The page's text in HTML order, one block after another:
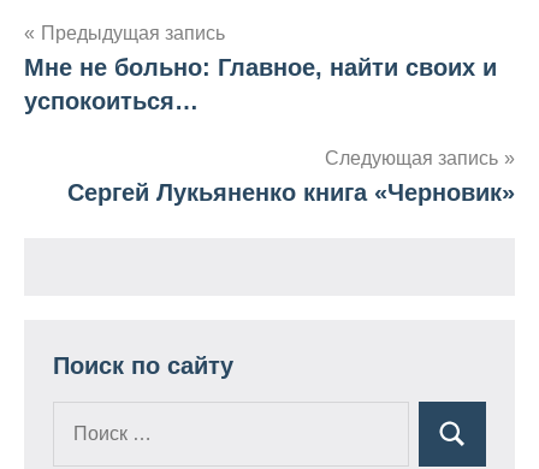
Навигация
по
Предыдущая запись
Мне не больно: Главное, найти своих и
успокоиться…
Следующая запись
Сергей Лукьяненко книга «Черновик»
Поиск по сайту
Поиск